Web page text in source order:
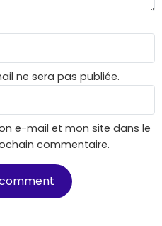
ne sera pas publiée.
e-mail et mon site dans le
commentaire.